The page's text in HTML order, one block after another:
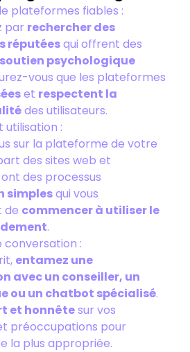
plateformes fiables :
par rechercher des
réputéesqui offrent des
psychologique
vous que les plateformes
et respectent la
des utilisateurs.
utilisation :
sur la plateforme de votre
des sites web et
des processus
simplesqui vous
de commencer à utiliser le
.
conversation :
entamez une
avec un conseiller, un
ou un chatbot spécialisé.
et honnêtesur vos
préoccupations pour
la plus appropriée.